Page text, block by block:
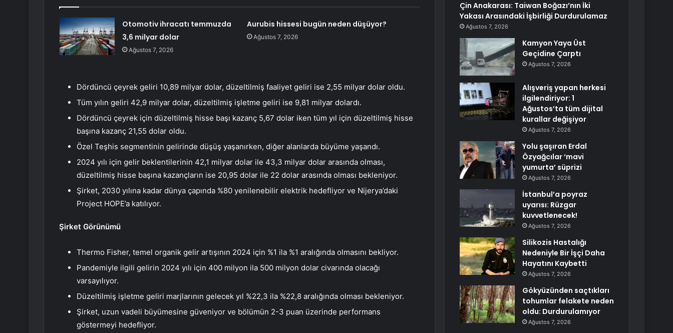
Otomotiv ihracatı temmuzda
3,6 milyar dolar
Ağustos 7, 2026
Aurubis hissesi bugün neden düşüyor?
Ağustos 7, 2026
Dördüncü çeyrek geliri 10,89 milyar dolar, düzeltilmiş faaliyet geliri ise 2,55 milyar dolar oldu.
Tüm yılın geliri 42,9 milyar dolar, düzeltilmiş işletme geliri ise 9,81 milyar dolardı.
Dördüncü çeyrek için düzeltilmiş hisse başı kazanç 5,67 dolar iken tüm yıl için düzeltilmiş hisse
başına kazanç 21,55 dolar oldu.
Özel Teşhis segmentinin gelirinde düşüş yaşanırken, diğer alanlarda büyüme yaşandı.
2024 yılı için gelir beklentilerinin 42,1 milyar dolar ile 43,3 milyar dolar arasında olması,
düzeltilmiş hisse başına kazançların ise 20,95 dolar ile 22 dolar arasında olması bekleniyor.
Şirket, 2030 yılına kadar dünya çapında %80 yenilenebilir elektrik hedefliyor ve Nijerya’daki
Project HOPE’a katılıyor.
Şirket Görünümü
Thermo Fisher, temel organik gelir artışının 2024 için %1 ila %1 aralığında olmasını bekliyor.
Pandemiyle ilgili gelirin 2024 yılı için 400 milyon ila 500 milyon dolar civarında olacağı
varsayılıyor.
Düzeltilmiş işletme geliri marjlarının gelecek yıl %22,3 ila %22,8 aralığında olması bekleniyor.
Şirket, uzun vadeli büyümesine güveniyor ve bölümün 2-3 puan üzerinde performans
göstermeyi hedefliyor.
Çin Anakarası: Taiwan Boğazı’nın İki
Yakası Arasındaki İşbirliği Durdurulamaz
Ağustos 7, 2026
Kamyon Yaya Üst
Geçidine Çarptı
Ağustos 7, 2026
Alışveriş yapan herkesi
ilgilendiriyor: 1
Ağustos’ta tüm dijital
kurallar değişiyor
Ağustos 7, 2026
Yolu şaşıran Erdal
Özyağcılar ‘mavi
yumurta’ süprizi
Ağustos 7, 2026
İstanbul’a poyraz
uyarısı: Rüzgar
kuvvetlenecek!
Ağustos 7, 2026
Silikozis Hastalığı
Nedeniyle Bir İşçi Daha
Hayatını Kaybetti
Ağustos 7, 2026
Gökyüzünden saçtıkları
tohumlar felakete neden
oldu: Durdurulamıyor
Ağustos 7, 2026